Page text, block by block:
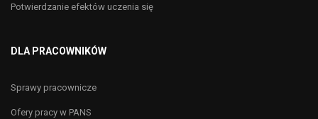
Potwierdzanie efektów uczenia się
DLA PRACOWNIKÓW
Sprawy pracownicze
Ofery pracy w PANS